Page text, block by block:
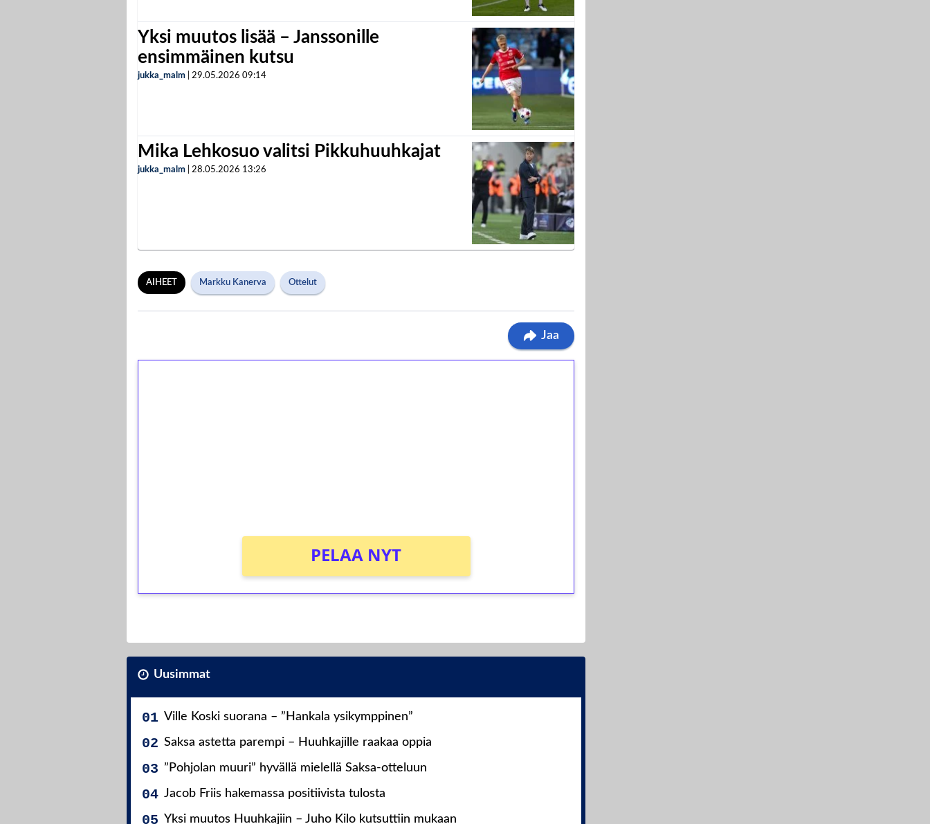
Yksi muutos lisää – Janssonille
ensimmäinen kutsu
jukka_malm 29.05.2026 09:14
Mika Lehkosuo valitsi Pikkuhuuhkajat
jukka_malm 28.05.2026 13:26
AIHEET Markku Kanerva Ottelut
Jaa
PELAA NYT
Uusimmat
Ville Koski suorana – ”Hankala ysikymppinen”
Saksa astetta parempi – Huuhkajille raakaa oppia
”Pohjolan muuri” hyvällä mielellä Saksa-otteluun
Jacob Friis hakemassa positiivista tulosta
Yksi muutos Huuhkajiin – Juho Kilo kutsuttiin mukaan